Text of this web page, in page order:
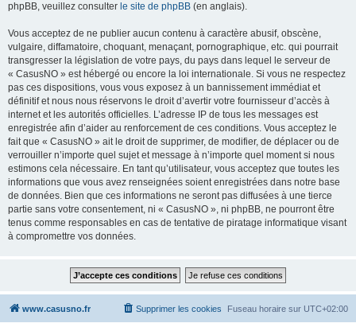
phpBB, veuillez consulter le site de phpBB (en anglais).
Vous acceptez de ne publier aucun contenu à caractère abusif, obscène,
vulgaire, diffamatoire, choquant, menaçant, pornographique, etc. qui pourrait
transgresser la législation de votre pays, du pays dans lequel le serveur de
« CasusNO » est hébergé ou encore la loi internationale. Si vous ne respectez
pas ces dispositions, vous vous exposez à un bannissement immédiat et
définitif et nous nous réservons le droit d’avertir votre fournisseur d’accès à
internet et les autorités officielles. L’adresse IP de tous les messages est
enregistrée afin d’aider au renforcement de ces conditions. Vous acceptez le
fait que « CasusNO » ait le droit de supprimer, de modifier, de déplacer ou de
verrouiller n’importe quel sujet et message à n’importe quel moment si nous
estimons cela nécessaire. En tant qu’utilisateur, vous acceptez que toutes les
informations que vous avez renseignées soient enregistrées dans notre base
de données. Bien que ces informations ne seront pas diffusées à une tierce
partie sans votre consentement, ni « CasusNO », ni phpBB, ne pourront être
tenus comme responsables en cas de tentative de piratage informatique visant
à compromettre vos données.
www.casusno.fr Fuseau horaire sur UTC+02:00
Supprimer les cookies